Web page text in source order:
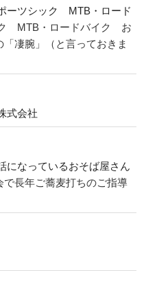
ーツシック MTB・ロード
MTB・ロードバイク お
凄腕」（と言っておきま
式会社
になっているおそば屋さん
長年ご蕎麦打ちのご指導